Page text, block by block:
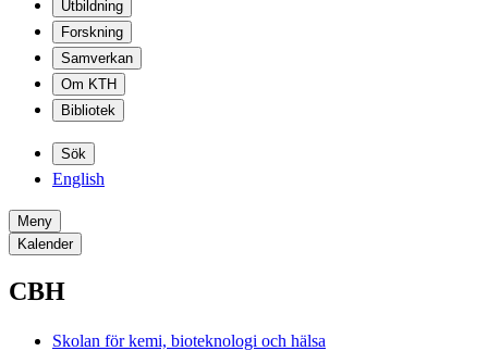
Utbildning
Forskning
Samverkan
Om KTH
Bibliotek
Sök
English
Meny
Kalender
CBH
Skolan för kemi, bioteknologi och hälsa